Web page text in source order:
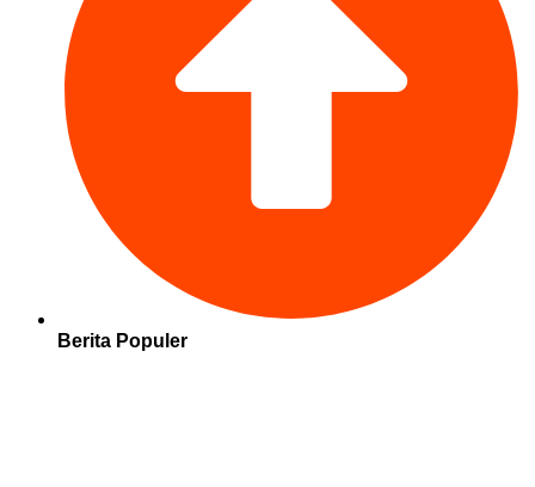
Berita Populer